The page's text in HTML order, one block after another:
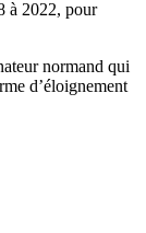
à 2022, pour
normand qui
d’éloignement